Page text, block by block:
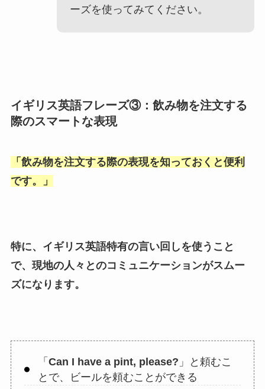
ーズを使ってみてください。
イギリス英語フレーズ③：飲み物を注文する
際のスマートな表現
「 飲み物を注文する際の表現を知っておくと便利
です。
」
特に、イギリス英語特有の言い回しを使うこと
で、現地の人々とのコミュニケーションがスムー
ズになります。
「 Can I have a pint, please? 」と頼むこ
とで、ビールを頼むことができる